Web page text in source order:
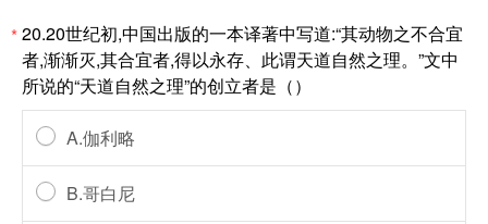
*20.20世纪初,中国出版的一本译著中写道:“其动物之不合宜
者,渐渐灭,其合宜者,得以永存、此谓天道自然之理。”文中
所说的“天道自然之理”的创立者是（）
A.伽利略
B.哥白尼